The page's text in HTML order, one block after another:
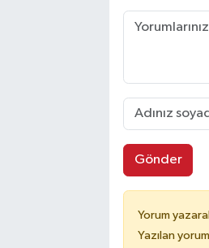
Gönder
Yorum
Yazılan